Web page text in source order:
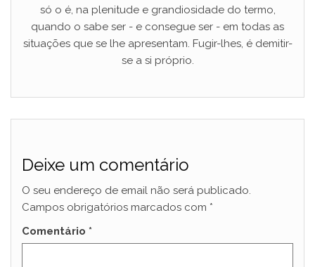
só o é, na plenitude e grandiosidade do termo,
quando o sabe ser - e consegue ser - em todas as
situações que se lhe apresentam. Fugir-lhes, é demitir-
se a si próprio.
Deixe um comentário
O seu endereço de email não será publicado.
Campos obrigatórios marcados com *
Comentário *